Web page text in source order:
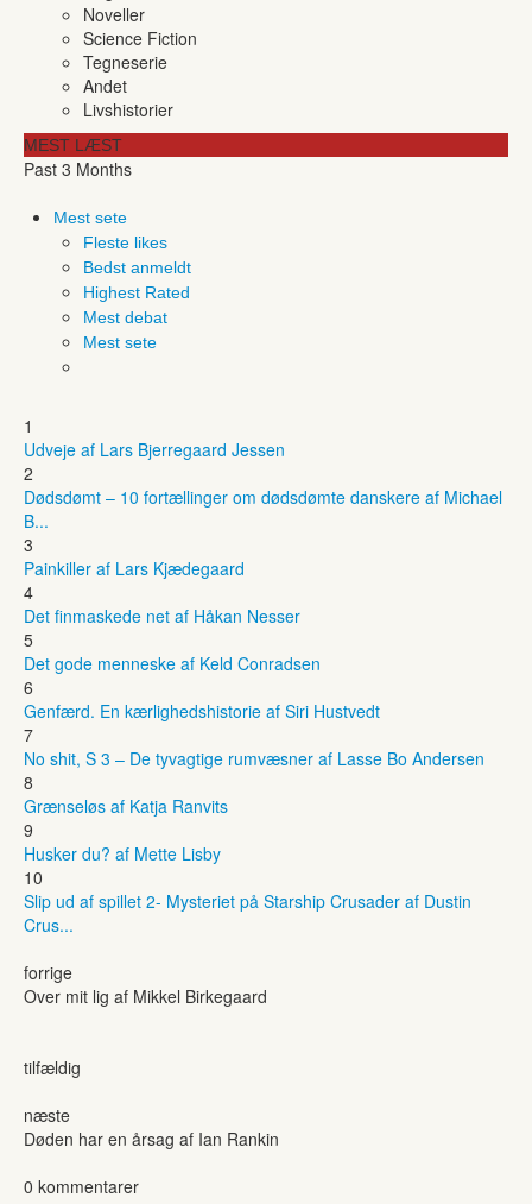
Noveller
Science Fiction
Tegneserie
Andet
Livshistorier
MEST LÆST
Past 3 Months
Mest sete
Fleste likes
Bedst anmeldt
Highest Rated
Mest debat
Mest sete
1
Udveje af Lars Bjerregaard Jessen
2
Dødsdømt – 10 fortællinger om dødsdømte danskere af Michael
B...
3
Painkiller af Lars Kjædegaard
4
Det finmaskede net af Håkan Nesser
5
Det gode menneske af Keld Conradsen
6
Genfærd. En kærlighedshistorie af Siri Hustvedt
7
No shit, S 3 – De tyvagtige rumvæsner af Lasse Bo Andersen
8
Grænseløs af Katja Ranvits
9
Husker du? af Mette Lisby
10
Slip ud af spillet 2- Mysteriet på Starship Crusader af Dustin
Crus...
forrige
Over mit lig af Mikkel Birkegaard
tilfældig
næste
Døden har en årsag af Ian Rankin
0 kommentarer